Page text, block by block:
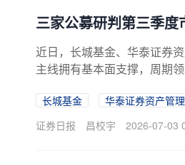
三家公募研判第三季
近日，长城基金、华泰证券
主线拥有基本面支撑，周期
于第三季度的权益市场，三
需要关注相关产业发展的节
长城基金
华泰证券资产管理
证券日报
昌校宇 2026-07-03